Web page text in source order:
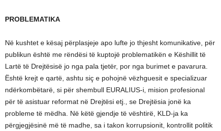
PROBLEMATIKA
Në kushtet e kësaj përplasjeje apo lufte jo thjesht komunikative, për
publikun është me rëndësi të kuptojë problematikën e Këshillit të
Lartë të Drejtësisë jo nga pala tjetër, por nga burimet e pavarura.
Është krejt e qartë, ashtu siç e pohojnë vëzhguesit e specializuar
ndërkombëtarë, si për shembull EURALIUS-i, mision profesional
për të asistuar reformat në Drejtësi etj., se Drejtësia jonë ka
probleme të mëdha. Në këtë gjendje të vështirë, KLD-ja ka
përgjegjësinë më të madhe, sa i takon korrupsionit, kontrollit politik